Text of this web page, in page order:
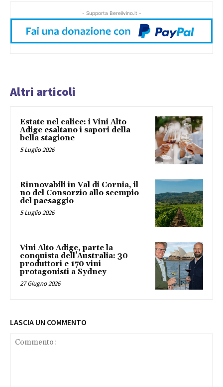
- Supporta Bereilvino.it -
Altri articoli
Estate nel calice: i Vini Alto
Adige esaltano i sapori della
bella stagione
5 Luglio 2026
Rinnovabili in Val di Cornia, il
no del Consorzio allo scempio
del paesaggio
5 Luglio 2026
Vini Alto Adige, parte la
conquista dell’Australia: 30
produttori e 170 vini
protagonisti a Sydney
27 Giugno 2026
LASCIA UN COMMENTO